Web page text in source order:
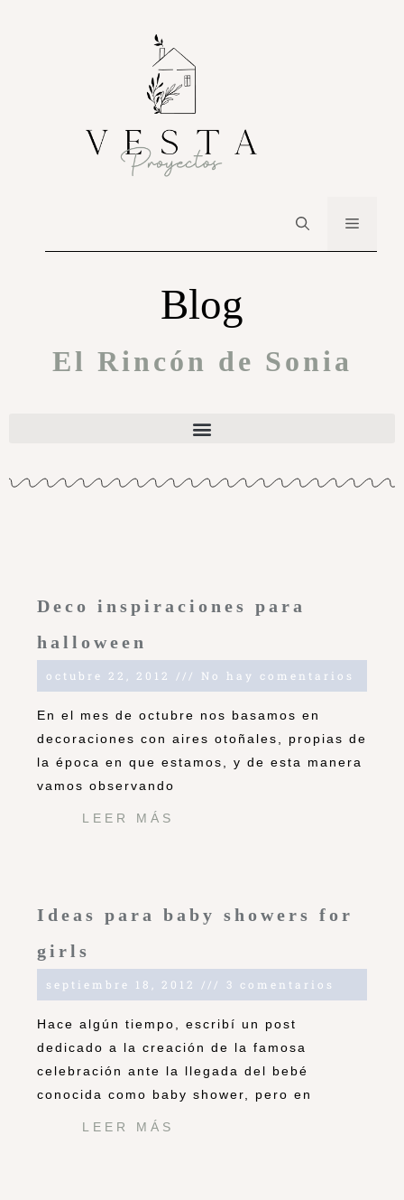
Blog
El Rincón de Sonia
Deco inspiraciones para
halloween
octubre 22, 2012 No hay comentarios
En el mes de octubre nos basamos en
decoraciones con aires otoñales, propias de
la época en que estamos, y de esta manera
vamos observando
LEER MÁS
Ideas para baby showers for
girls
septiembre 18, 2012 3 comentarios
Hace algún tiempo, escribí un post
dedicado a la creación de la famosa
celebración ante la llegada del bebé
conocida como baby shower, pero en
LEER MÁS